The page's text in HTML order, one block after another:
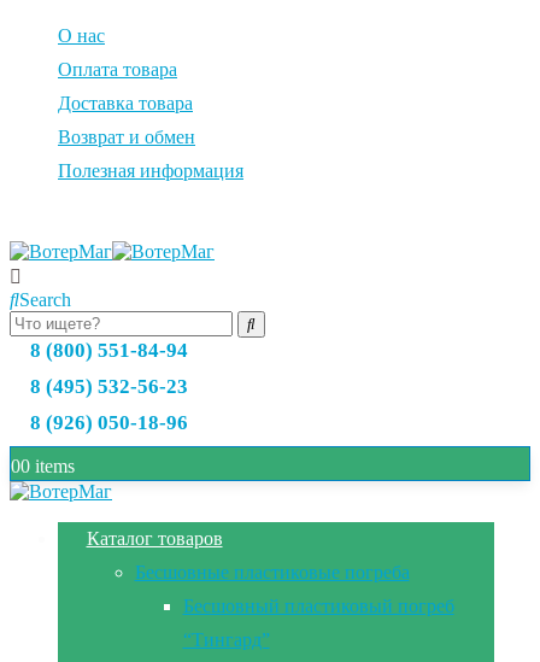
О нас
Оплата товара
Доставка товара
Возврат и обмен
Полезная информация
Search
8 (800) 551-84-94
8 (495) 532-56-23
8 (926) 050-18-96
00 items
Каталог товаров
Бесшовные пластиковые погреба
Бесшовный пластиковый погреб
“Тингард”